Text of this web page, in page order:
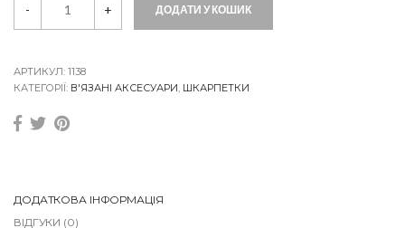
а
е
т
и
в
а
- + ДОДАТИ У КОШИК
АРТИКУЛ: 1138
КАТЕГОРІЇ: В'ЯЗАНІ АКСЕСУАРИ ШКАРПЕТКИ
ДОДАТКОВА ІНФОРМАЦІЯ
ВІДГУКИ (0)